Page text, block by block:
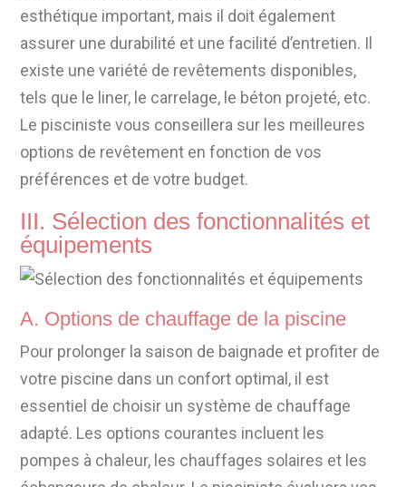
esthétique important, mais il doit également
assurer une durabilité et une facilité d’entretien. Il
existe une variété de revêtements disponibles,
tels que le liner, le carrelage, le béton projeté, etc.
Le pisciniste vous conseillera sur les meilleures
options de revêtement en fonction de vos
préférences et de votre budget.
III. Sélection des fonctionnalités et
équipements
A. Options de chauffage de la piscine
Pour prolonger la saison de baignade et profiter de
votre piscine dans un confort optimal, il est
essentiel de choisir un système de chauffage
adapté. Les options courantes incluent les
pompes à chaleur, les chauffages solaires et les